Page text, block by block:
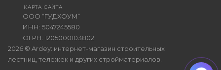
2026 © Ardey: интернет-магазин строительных
лестниц, тележек и других стройматериалов.
ООО “ГУДХОУМ”
ИНН: 5047245580
ОГРН: 1205000103802
КАРТА САЙТА